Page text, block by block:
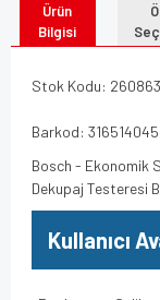
Ürün
Bilgisi
Stok Kodu:
Barkod:
Bosch - Ekonomik
Dekupaj Testeresi
Kullanıcı